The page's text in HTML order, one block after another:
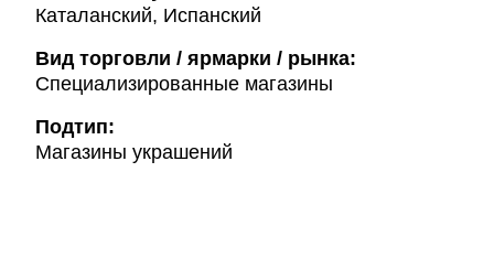
Каталанский, Испанский
Вид торговли / ярмарки / рынка:
Специализированные магазины
Подтип:
Магазины украшений